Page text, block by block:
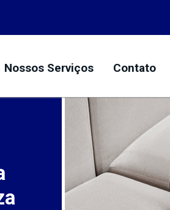
Nossos Serviços Contato